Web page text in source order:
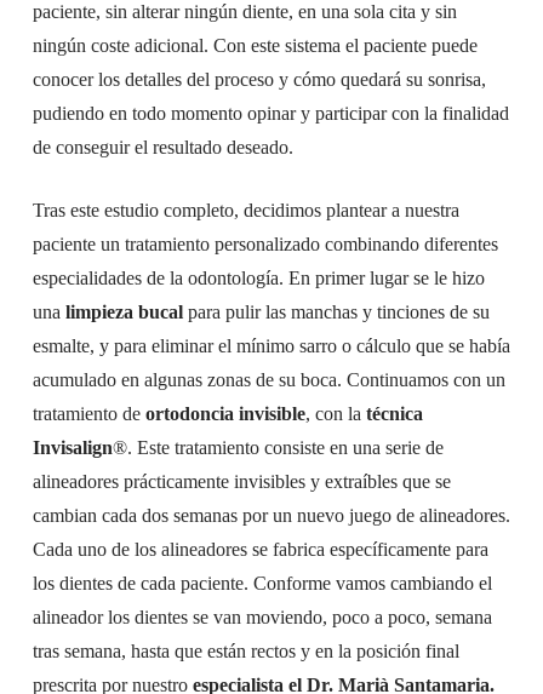
paciente, sin alterar ningún diente, en una sola cita y sin
ningún coste adicional. Con este sistema el paciente puede
conocer los detalles del proceso y cómo quedará su sonrisa,
pudiendo en todo momento opinar y participar con la finalidad
de conseguir el resultado deseado.
Tras este estudio completo, decidimos plantear a nuestra
paciente un tratamiento personalizado combinando diferentes
especialidades de la odontología. En primer lugar se le hizo
una limpieza bucalpara pulir las manchas y tinciones de su
esmalte, y para eliminar el mínimo sarro o cálculo que se había
acumulado en algunas zonas de su boca. Continuamos con un
tratamiento de ortodoncia invisible, con la técnica
Invisalign®. Este tratamiento consiste en una serie de
alineadores prácticamente invisibles y extraíbles que se
cambian cada dos semanas por un nuevo juego de alineadores.
Cada uno de los alineadores se fabrica específicamente para
los dientes de cada paciente. Conforme vamos cambiando el
alineador los dientes se van moviendo, poco a poco, semana
tras semana, hasta que están rectos y en la posición final
prescrita por nuestro especialista el Dr. Marià Santamaria.